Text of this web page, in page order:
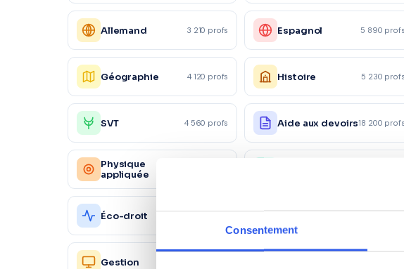
Consentement
Allemand 3 210 profs Espagnol 5 890 profs
Géographie 4 120 profs Histoire 5 230 profs
SVT 4 560 profs Aide aux devoirs18 200 profs
Physique
appliquée
Éco-droit
Gestion